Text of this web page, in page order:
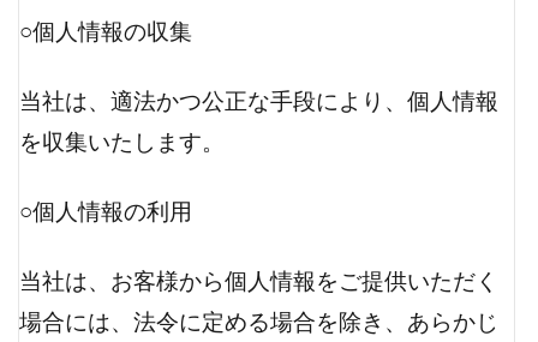
○個人情報の収集
当社は、適法かつ公正な手段により、個人情報
を収集いたします。
○個人情報の利用
当社は、お客様から個人情報をご提供いただく
場合には、法令に定める場合を除き、あらかじ